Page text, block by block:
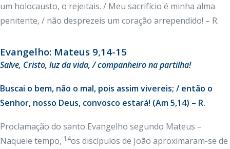
um holocausto, o rejeitais. / Meu sacrifício é minha alma
penitente, / não desprezeis um coração arrependido! – R.
Evangelho: Mateus 9,14-15
Salve, Cristo, luz da vida, / companheiro na partilha!
Buscai o bem, não o mal, pois assim vivereis; / então o
Senhor, nosso Deus, convosco estará! (Am 5,14) – R.
Proclamação do santo Evangelho segundo Mateus –
Naquele tempo, 14os discípulos de João aproximaram-se de